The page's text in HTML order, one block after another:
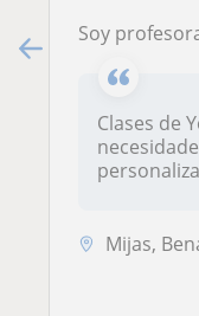
Soy profesora de Hatha Yoga
Clases de
Mijas,